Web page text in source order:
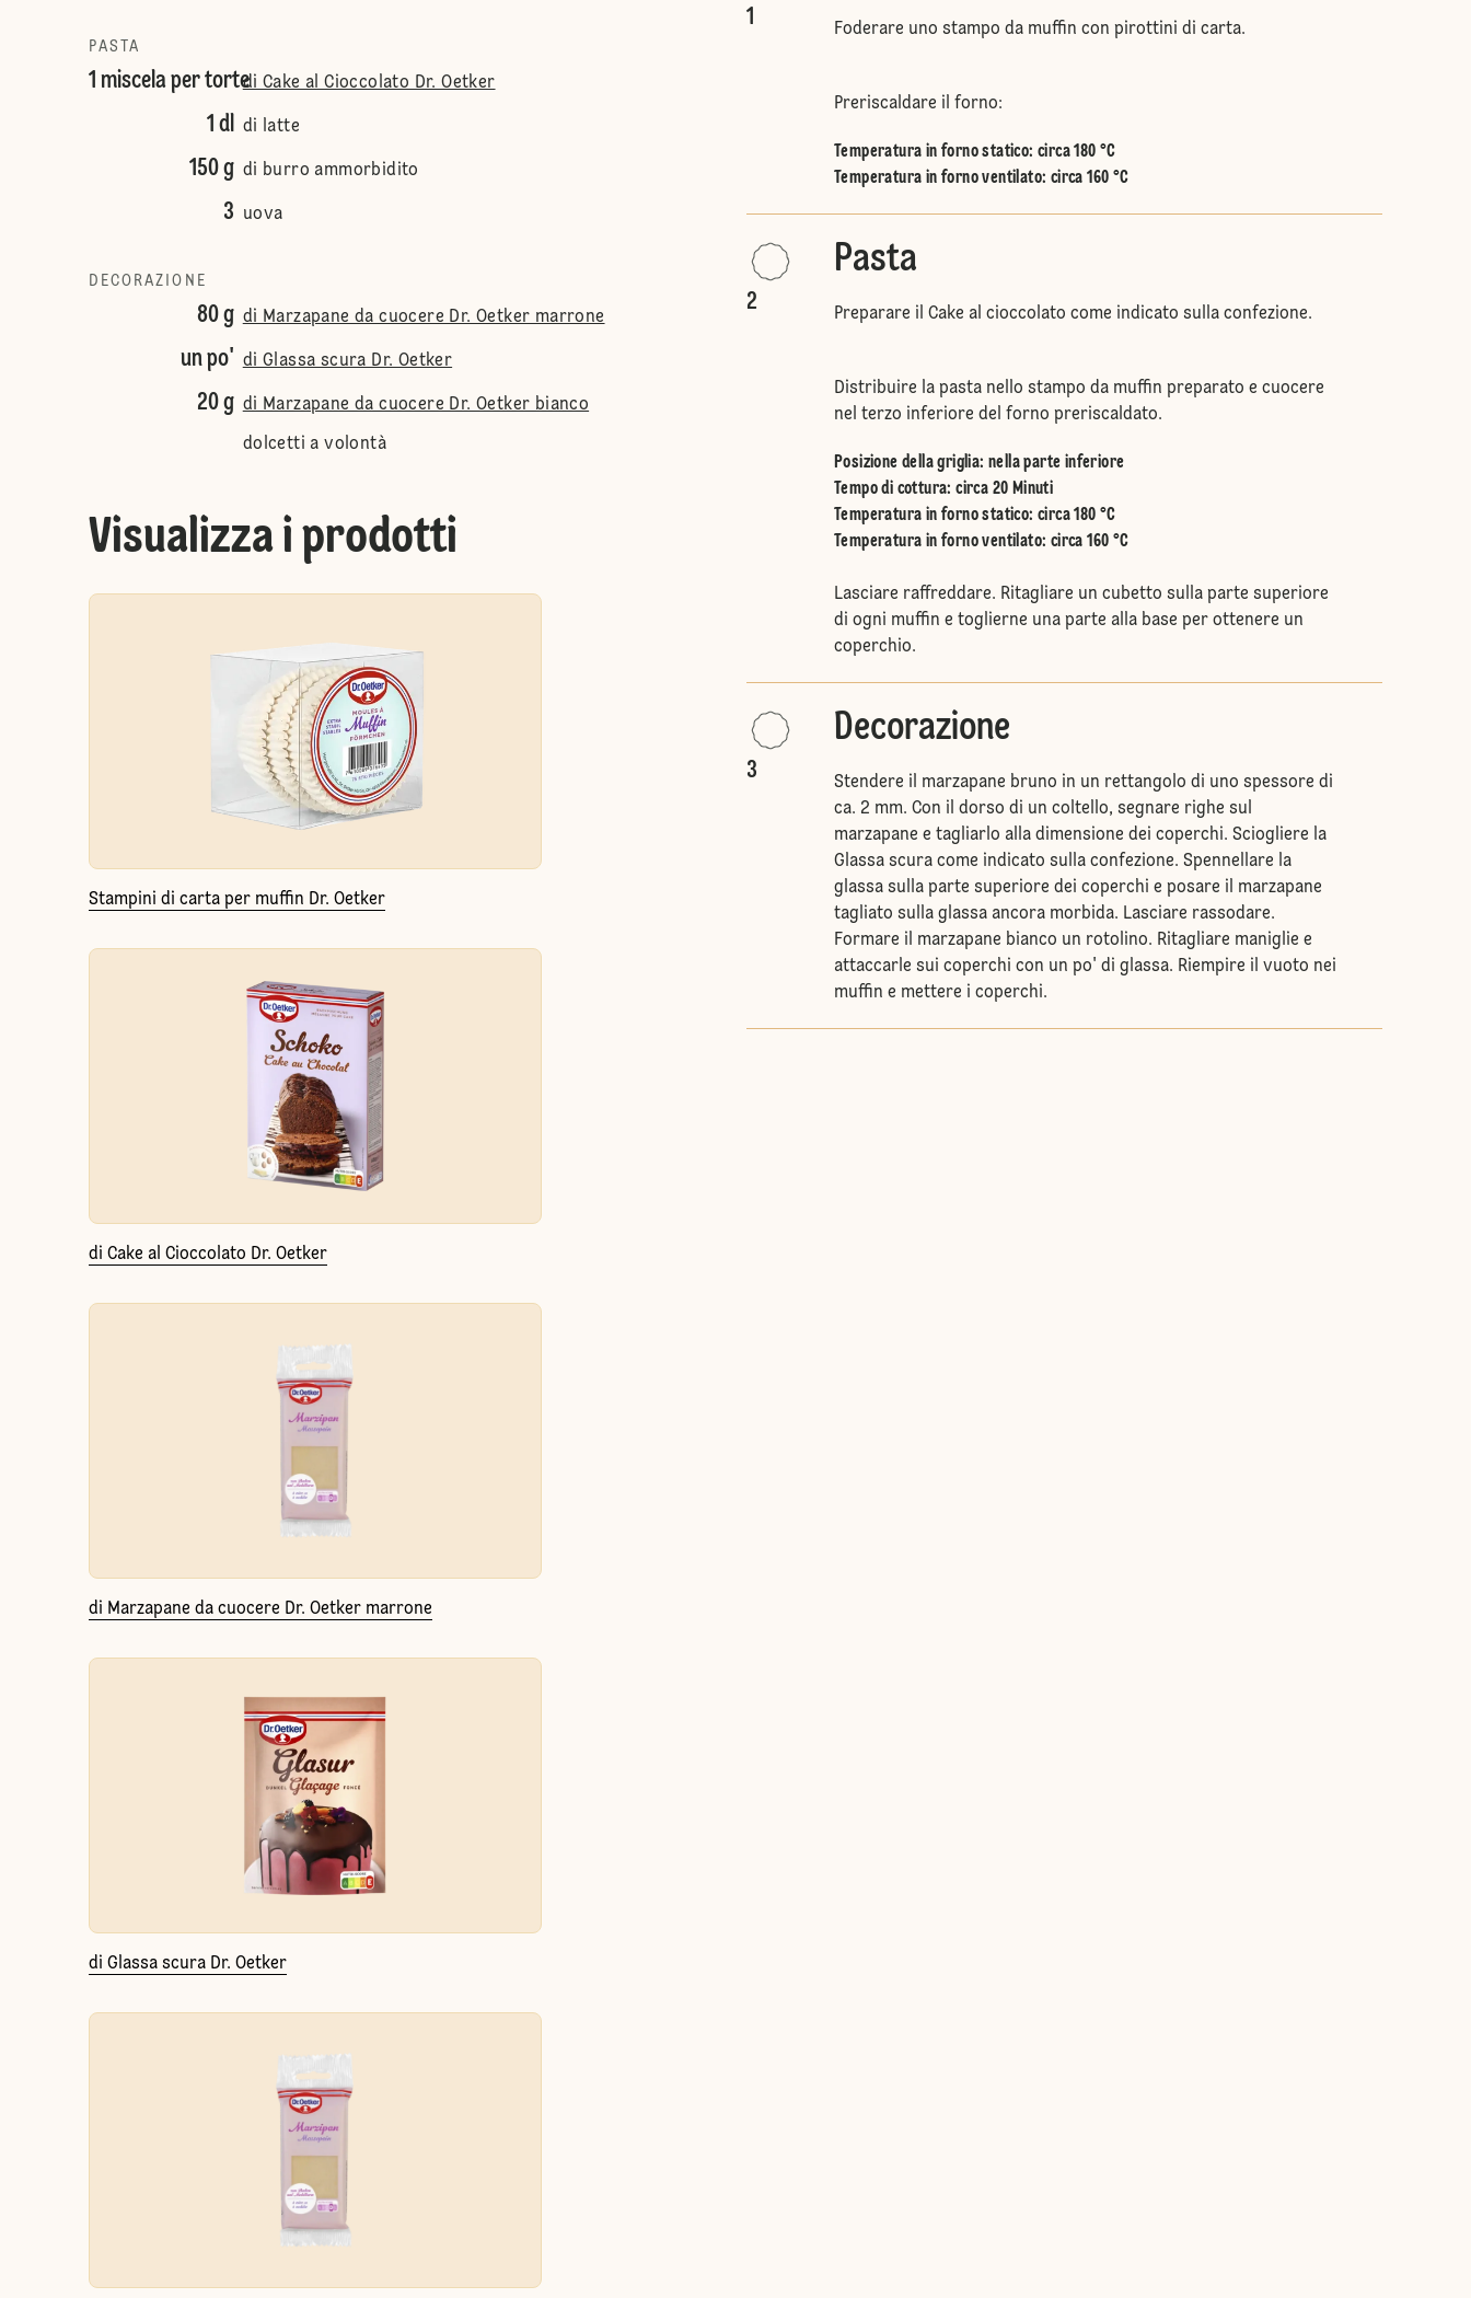
PASTA
1 miscela per tortedi Cake al Cioccolato Dr. Oetker
1 dl di latte
150 g di burro ammorbidito
3 uova
DECORAZIONE
80 g di Marzapane da cuocere Dr. Oetker marrone
un po' di Glassa scura Dr. Oetker
20 g di Marzapane da cuocere Dr. Oetker bianco
dolcetti a volontà
Visualizza i prodotti
Stampini di carta per muffin Dr. Oetker
di Cake al Cioccolato Dr. Oetker
di Marzapane da cuocere Dr. Oetker marrone
di Glassa scura Dr. Oetker
1 Foderare uno stampo da muffin con pirottini di carta.
Preriscaldare il forno:
Temperatura in forno statico: circa 180 °C
Temperatura in forno ventilato: circa 160 °C
2
Pasta
Preparare il Cake al cioccolato come indicato sulla confezione.
Distribuire la pasta nello stampo da muffin preparato e cuocere
nel terzo inferiore del forno preriscaldato.
Posizione della griglia:nella parte inferiore
Tempo di cottura: circa 20 Minuti
Temperatura in forno statico: circa 180 °C
Temperatura in forno ventilato: circa 160 °C
Lasciare raffreddare. Ritagliare un cubetto sulla parte superiore
di ogni muffin e toglierne una parte alla base per ottenere un
coperchio.
3
Decorazione
Stendere il marzapane bruno in un rettangolo di uno spessore di
ca. 2 mm. Con il dorso di un coltello, segnare righe sul
marzapane e tagliarlo alla dimensione dei coperchi. Sciogliere la
Glassa scura come indicato sulla confezione. Spennellare la
glassa sulla parte superiore dei coperchi e posare il marzapane
tagliato sulla glassa ancora morbida. Lasciare rassodare.
Formare il marzapane bianco un rotolino. Ritagliare maniglie e
attaccarle sui coperchi con un po' di glassa. Riempire il vuoto nei
muffin e mettere i coperchi.